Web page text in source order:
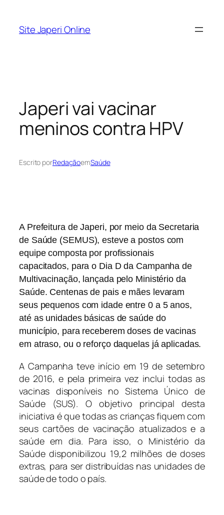
Site Japeri Online
​Japeri vai vacinar
meninos contra HPV
Escrito porRedaçãoemSaúde
A Prefeitura de Japeri, por meio da Secretaria
de Saúde (SEMUS), esteve a postos com
equipe composta por profissionais
capacitados, para o Dia D da Campanha de
Multivacinação, lançada pelo Ministério da
Saúde. Centenas de pais e mães levaram
seus pequenos com idade entre 0 a 5 anos,
até as unidades básicas de saúde do
município, para receberem doses de vacinas
em atraso, ou o reforço daquelas já aplicadas.
A Campanha teve início em 19 de setembro
de 2016, e pela primeira vez inclui todas as
vacinas disponíveis no Sistema Único de
Saúde (SUS). O objetivo principal desta
iniciativa é que todas as crianças fiquem com
seus cartões de vacinação atualizados e a
saúde em dia. Para isso, o Ministério da
Saúde disponibilizou 19,2 milhões de doses
extras, para ser distribuídas nas unidades de
saúde de todo o país.